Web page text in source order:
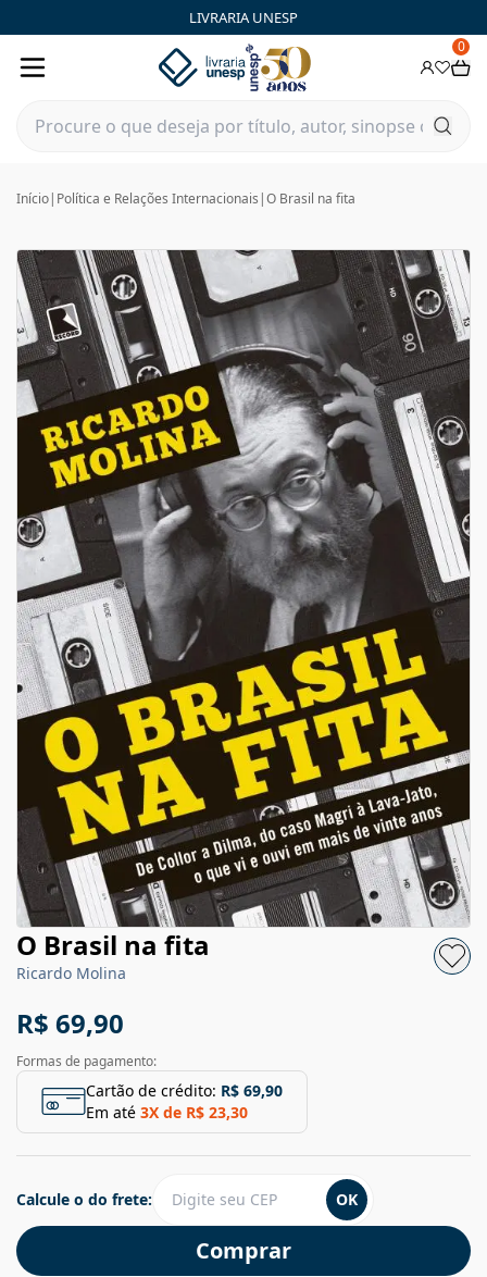
LIVRARIA UNESP
0
Início| Política e Relações Internacionais |O Brasil na fita
O Brasil na fita
Ricardo Molina
R$ 69,90
Formas de pagamento:
Cartão de crédito: R$ 69,90
Em até 3X de R$ 23,30
Comprar
Calcule o do frete: OK